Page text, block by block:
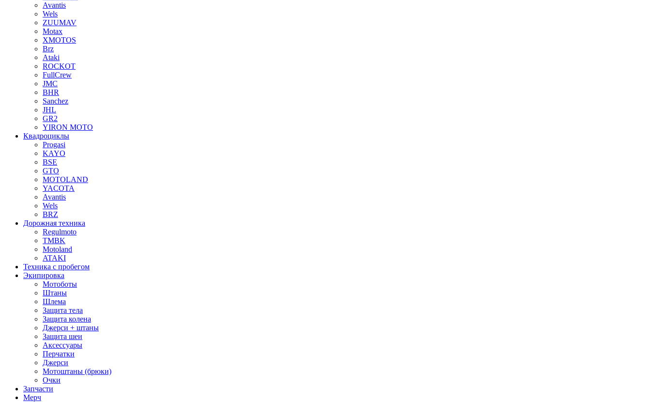
Avantis
Wels
ZUUMAV
Motax
XMOTOS
Brz
Ataki
ROCKOT
FullCrew
JMC
BHR
Sanchez
JHL
GR2
YIRON MOTO
Квадроциклы
Progasi
KAYO
BSE
GTO
MOTOLAND
YACOTA
Avantis
Wels
BRZ
Дорожная техника
Regulmoto
TMBK
Motoland
ATAKI
Техника с пробегом
Экипировка
Мотоботы
Штаны
Шлема
Защита тела
Защита колена
Джерси + штаны
Защита шеи
Аксессуары
Перчатки
Джерси
Мотоштаны (брюки)
Очки
Запчасти
Мерч